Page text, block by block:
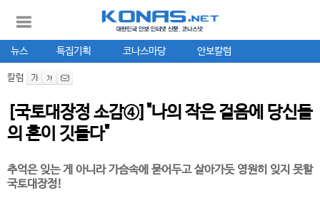
뉴스 특집기획 코나스마당 안보칼럼
칼럼
[국토대장정 소감④]"나의 작은 걸음에 당신들
의 혼이 깃들다"
추억은 잊는 게 아니라 가슴속에 묻어두고 살아가듯 영원히 잊지 못할
국토대장정!